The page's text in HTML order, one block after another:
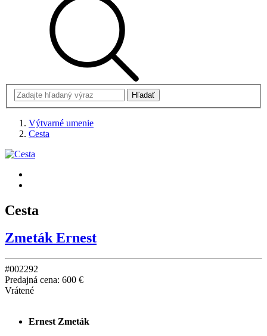
Výtvarné umenie
Cesta
Cesta
Zmeták Ernest
#002292
Predajná cena: 600 €
Vrátené
Ernest Zmeták